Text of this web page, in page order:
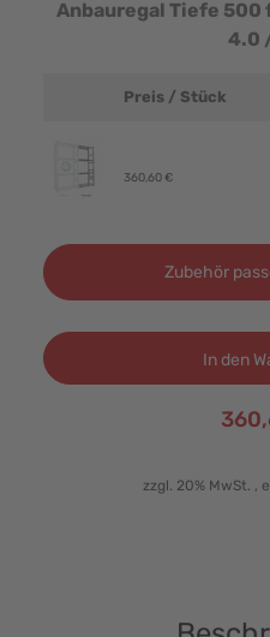
Anbauregal Tiefe
4.0
Produktbild
Preis / Stück
360,60 €
Zubehör
In den
zzgl. 20% MwSt. ,